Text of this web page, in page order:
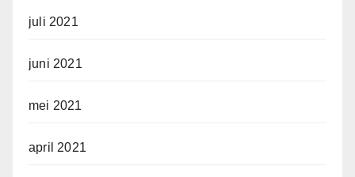
juli 2021
juni 2021
mei 2021
april 2021